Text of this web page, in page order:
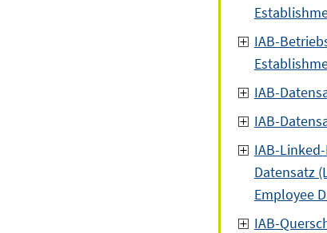
IAB-
IAB-
IAB-
IAB-
Datensatz
Employee
IAB-